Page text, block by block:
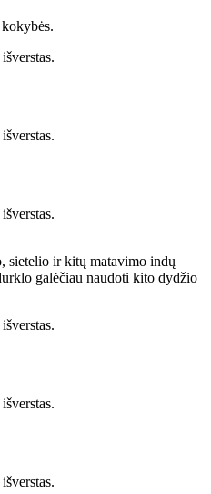
sietelio ir kitų matavimo indų
galėčiau naudoti kito dydžio